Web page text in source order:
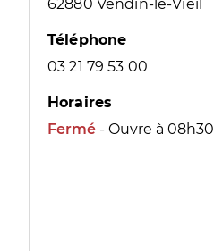
62880 Vendin-le-Vieil
Téléphone
03 21 79 53 00
Horaires
Fermé - Ouvre à 08h30